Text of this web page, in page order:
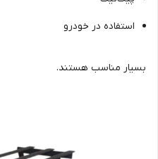
استفاده در خودرو
بسیار مناسب هستند.